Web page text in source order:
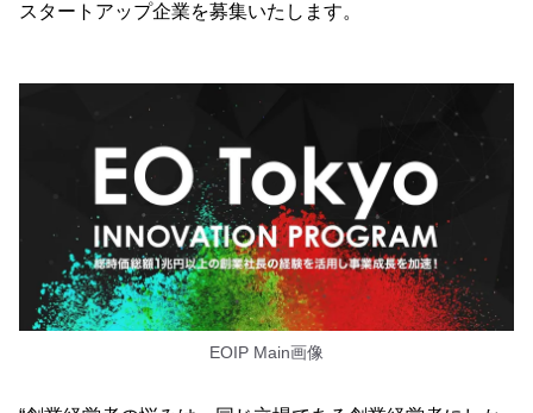
スタートアップ企業を募集いたします。
EOIP Main画像